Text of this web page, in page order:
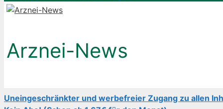
Arznei-News
Uneingeschränkter und werbefreier Zugang zu allen